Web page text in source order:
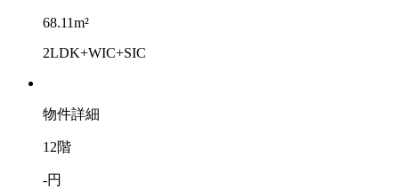
68.11m²
2LDK+WIC+SIC
物件詳細
12階
-円